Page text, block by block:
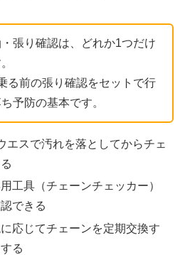
張り確認は、どれか1つだけ
る前の張り確認をセットで行
予防の基本です。
エスで汚れを落としてからチェ
工具（チェーンチェッカー）
できる
応じてチェーンを定期交換す
る